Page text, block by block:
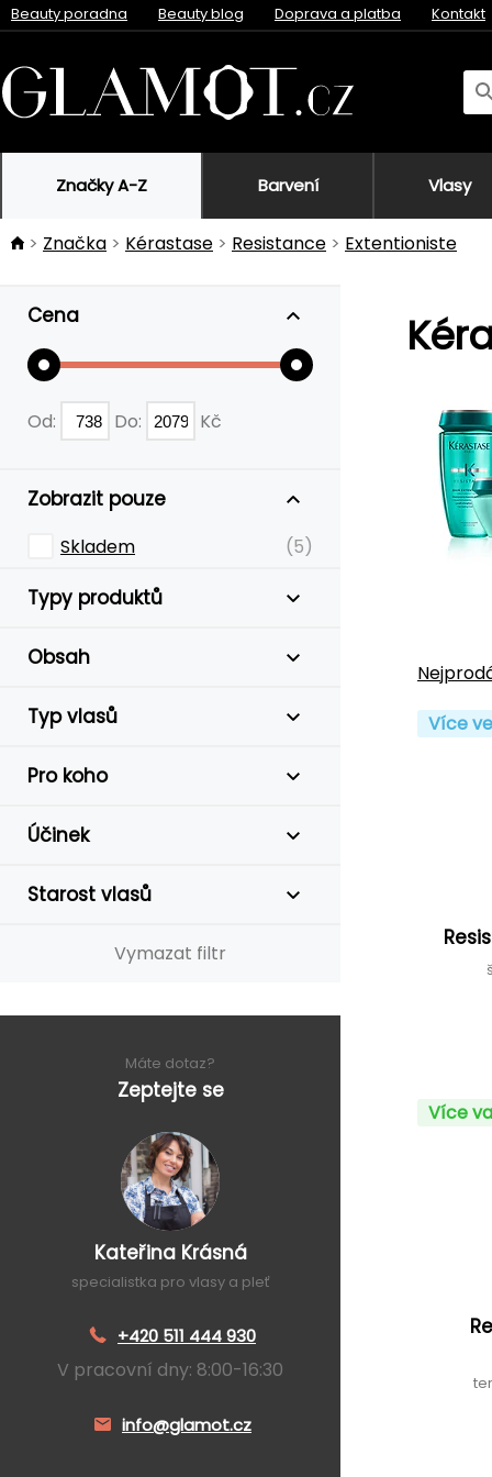
Beauty poradna Beauty blog Doprava a platba Kontakt
Značky A-Z Barvení Vlasy
Značka Kérastase Resistance Extentioniste
Cena
Od: Do: Kč
Zobrazit pouze
Skladem (5)
Typy produktů
Obsah
Typ vlasů
Pro koho
Účinek
Starost vlasů
Vymazat filtr
Máte dotaz?
Zeptejte se
Kateřina Krásná
specialistka pro vlasy a pleť
+420 511 444 930
V pracovní dny: 8:00-16:30
info@glamot.cz
Více
Více